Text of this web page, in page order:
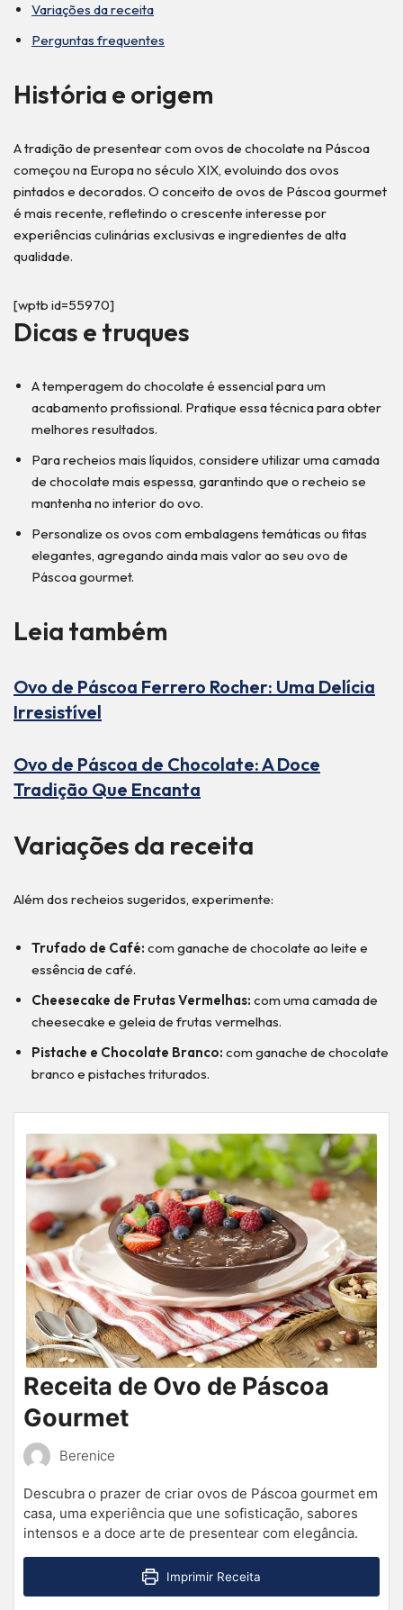
Variações da receita
Perguntas frequentes
História e origem
A tradição de presentear com ovos de chocolate na Páscoa
começou na Europa no século XIX, evoluindo dos ovos
pintados e decorados. O conceito de ovos de Páscoa gourmet
é mais recente, refletindo o crescente interesse por
experiências culinárias exclusivas e ingredientes de alta
qualidade.
[wptb id=55970]
Dicas e truques
A temperagem do chocolate é essencial para um
acabamento profissional. Pratique essa técnica para obter
melhores resultados.
Para recheios mais líquidos, considere utilizar uma camada
de chocolate mais espessa, garantindo que o recheio se
mantenha no interior do ovo.
Personalize os ovos com embalagens temáticas ou fitas
elegantes, agregando ainda mais valor ao seu ovo de
Páscoa gourmet.
Leia também
Ovo de Páscoa Ferrero Rocher: Uma Delícia
Irresistível
Ovo de Páscoa de Chocolate: A Doce
Tradição Que Encanta
Variações da receita
Além dos recheios sugeridos, experimente:
Trufado de Café: com ganache de chocolate ao leite e
essência de café.
Cheesecake de Frutas Vermelhas: com uma camada de
cheesecake e geleia de frutas vermelhas.
Pistache e Chocolate Branco: com ganache de chocolate
branco e pistaches triturados.
Receita de Ovo de Páscoa
Gourmet
Berenice
Descubra o prazer de criar ovos de Páscoa gourmet em
casa, uma experiência que une sofisticação, sabores
intensos e a doce arte de presentear com elegância.
Imprimir Receita